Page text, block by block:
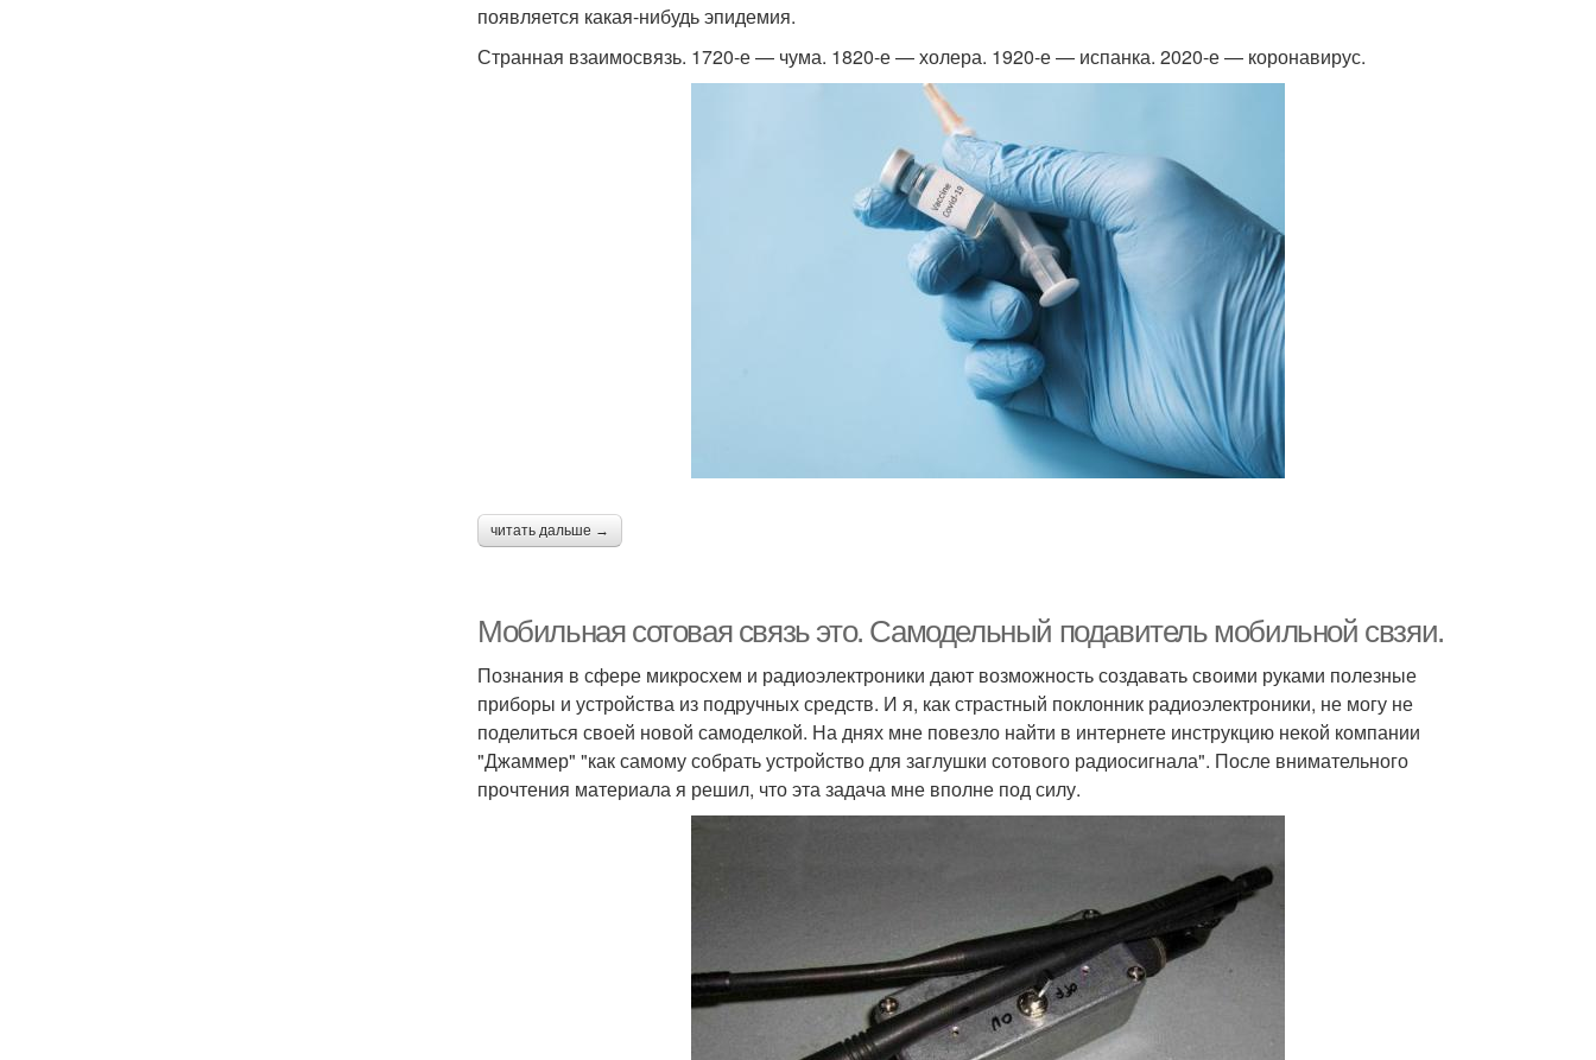
появляется какая-нибудь эпидемия.
Странная взаимосвязь. 1720-е — чума. 1820-е — холера. 1920-е — испанка. 2020-е — коронавирус.
читать дальше →
Мобильная сотовая связь это. Самодельный подавитель мобильной свзяи.
Познания в сфере микросхем и радиоэлектроники дают возможность создавать своими руками полезные
приборы и устройства из подручных средств. И я, как страстный поклонник радиоэлектроники, не могу не
поделиться своей новой самоделкой. На днях мне повезло найти в интернете инструкцию некой компании
"Джаммер" "как самому собрать устройство для заглушки сотового радиосигнала". После внимательного
прочтения материала я решил, что эта задача мне вполне под силу.